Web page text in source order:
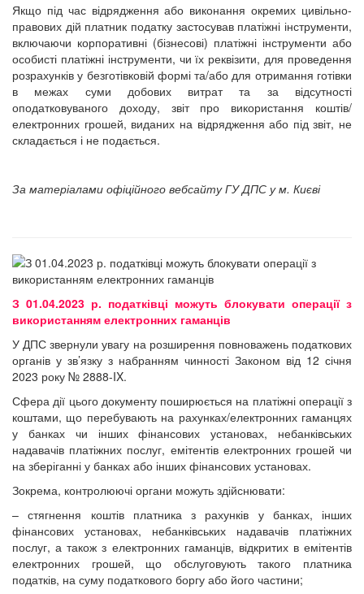
Якщо під час відрядження або виконання окремих цивільно-
правових дій платник податку застосував платіжні інструменти,
включаючи корпоративні (бізнесові) платіжні інструменти або
особисті платіжні інструменти, чи їх реквізити, для проведення
розрахунків у безготівковій формі та/або для отримання готівки
в межах суми добових витрат та за відсутності
оподатковуваного доходу, звіт про використання коштів/
електронних грошей, виданих на відрядження або під звіт, не
складається і не подається.
За матеріалами офіційного вебсайту ГУ ДПС у м. Києві
З 01.04.2023 р. податківці можуть блокувати операції з
використанням електронних гаманців
У ДПС звернули увагу на розширення повноважень податкових
органів у зв’язку з набранням чинності Законом від 12 січня
2023 року № 2888-IX.
Сфера дії цього документу поширюється на платіжні операції з
коштами, що перебувають на рахунках/електронних гаманцях
у банках чи інших фінансових установах, небанківських
надавачів платіжних послуг, емітентів електронних грошей чи
на зберіганні у банках або інших фінансових установах.
Зокрема, контролюючі органи можуть здійснювати:
– стягнення коштів платника з рахунків у банках, інших
фінансових установах, небанківських надавачів платіжних
послуг, а також з електронних гаманців, відкритих в емітентів
електронних грошей, що обслуговують такого платника
податків, на суму податкового боргу або його частини;